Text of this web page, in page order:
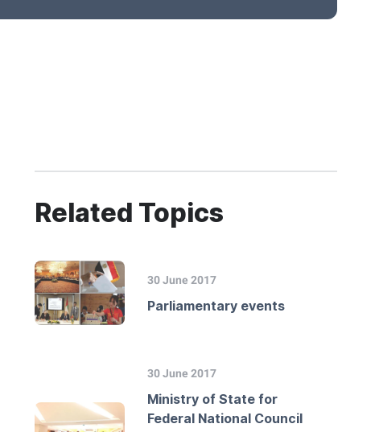
Related Topics
30 June 2017
Parliamentary events
30 June 2017
Ministry of State for
Federal National Council